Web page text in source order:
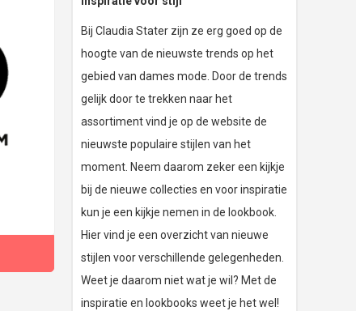
Bij Claudia Stater zijn ze erg goed op de
hoogte van de nieuwste trends op het
gebied van dames mode. Door de trends
gelijk door te trekken naar het
assortiment vind je op de website de
nieuwste populaire stijlen van het
moment. Neem daarom zeker een kijkje
bij de nieuwe collecties en voor inspiratie
kun je een kijkje nemen in de lookbook.
Hier vind je een overzicht van nieuwe
stijlen voor verschillende gelegenheden.
Weet je daarom niet wat je wil? Met de
inspiratie en lookbooks weet je het wel!